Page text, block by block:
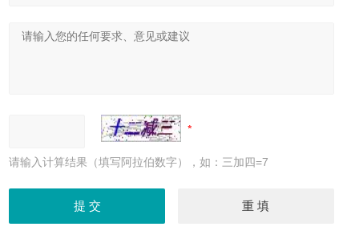
请输入计算结果（填写阿拉伯数字），如：三加四=7